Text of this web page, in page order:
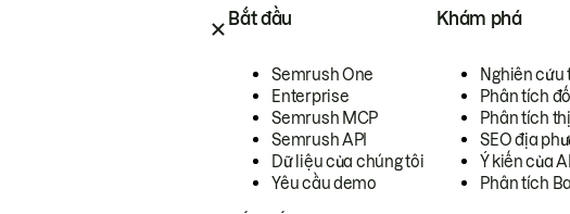
Bắt đầu
Semrush One
Enterprise
Semrush MCP
Semrush API
Dữ liệu của chúng tôi
Yêu cầu demo
Khám phá
Nghiên cứu
Phân tích
Phân tích
SEO địa
Ý kiến của
Phân tích